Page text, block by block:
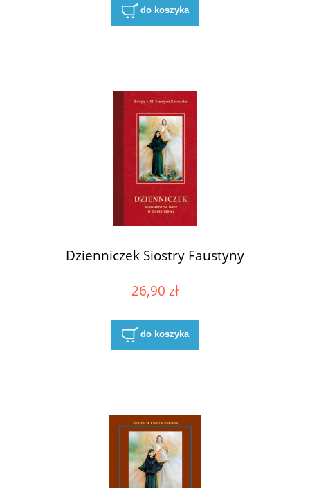
do koszyka
Dzienniczek Siostry Faustyny
26,90 zł
do koszyka